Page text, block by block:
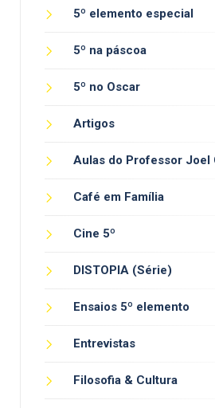
5º elemento especial
5º na páscoa
5º no Oscar
Artigos
Aulas do Professor Joel
Café em Família
Cine 5º
DISTOPIA (Série)
Ensaios 5º elemento
Entrevistas
Filosofia & Cultura